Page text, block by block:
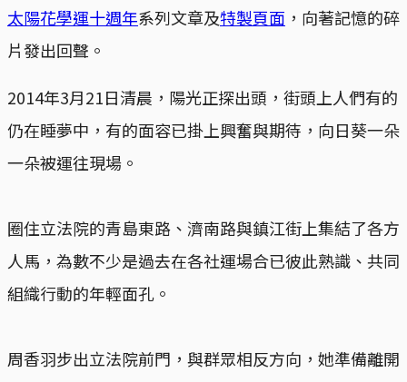
太陽花學運十週年系列文章及特製頁面 ，向著記憶的碎
片發出回聲。
2014年3月21日清晨，陽光正探出頭，街頭上人們有的
仍在睡夢中，有的面容已掛上興奮與期待，向日葵一朵
一朵被運往現場。
圈住立法院的青島東路、濟南路與鎮江街上集結了各方
人馬，為數不少是過去在各社運場合已彼此熟識、共同
組織行動的年輕面孔。
周香羽步出立法院前門，與群眾相反方向，她準備離開